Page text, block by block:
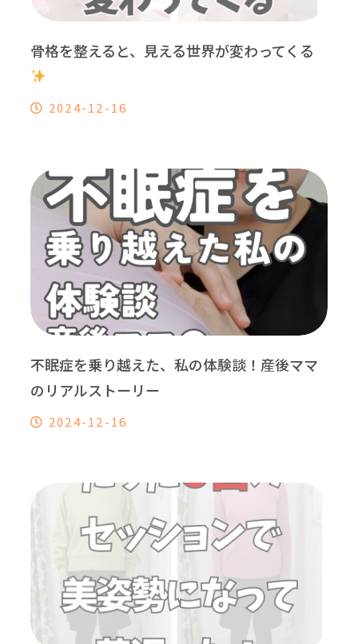
骨格を整えると、見える世界が変わってくる
2024-12-16
不眠症を乗り越えた、私の体験談！産後ママ
のリアルストーリー
2024-12-16